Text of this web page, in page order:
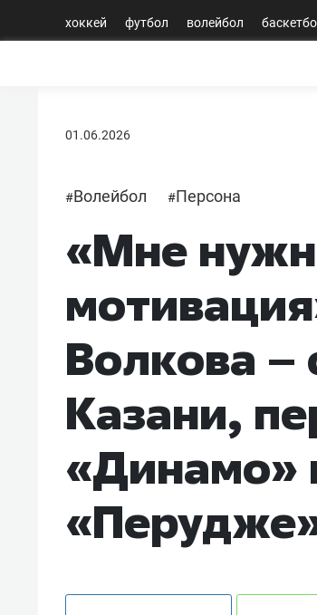
хоккей футбол волейбол
01.06.2026
#Волейбол #Персона
«Мне
Волкова –
Казани,
«Динамо»